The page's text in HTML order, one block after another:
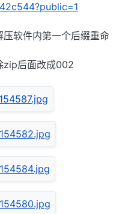
软件内第一个后缀重命
zip后面改成002